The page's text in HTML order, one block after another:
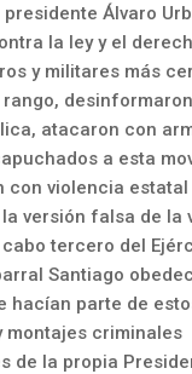
Álvaro
la ley y el
y militares más
rango,
atacaron con
a esta
con violencia estatal
versión falsa de la
cabo tercero del
Santiago
hacían parte de
montajes criminales
de la propia